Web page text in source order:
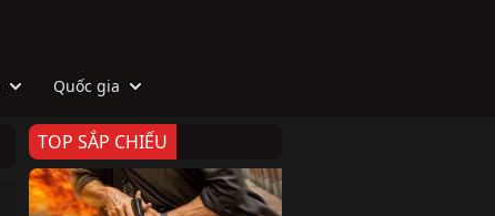
Quốc gia
TOP SẮP CHIẾU